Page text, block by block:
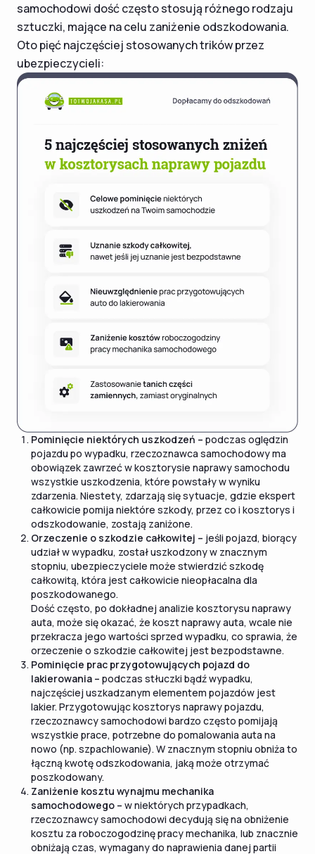
samochodowi dość często stosują różnego rodzaju
sztuczki, mające na celu zaniżenie odszkodowania.
Oto pięć najczęściej stosowanych trików przez
ubezpieczycieli:
Pominięcie niektórych uszkodzeń – podczas oględzin
pojazdu po wypadku, rzeczoznawca samochodowy ma
obowiązek zawrzeć w kosztorysie naprawy samochodu
wszystkie uszkodzenia, które powstały w wyniku
zdarzenia. Niestety, zdarzają się sytuacje, gdzie ekspert
całkowicie pomija niektóre szkody, przez co i kosztorys i
odszkodowanie, zostają zaniżone.
Orzeczenie o szkodzie całkowitej – jeśli pojazd, biorący
udział w wypadku, został uszkodzony w znacznym
stopniu, ubezpieczyciele może stwierdzić szkodę
całkowitą, która jest całkowicie nieopłacalna dla
poszkodowanego.
Dość często, po dokładnej analizie kosztorysu naprawy
auta, może się okazać, że koszt naprawy auta, wcale nie
przekracza jego wartości sprzed wypadku, co sprawia, że
orzeczenie o szkodzie całkowitej jest bezpodstawne.
Pominięcie prac przygotowujących pojazd do
lakierowania – podczas stłuczki bądź wypadku,
najczęściej uszkadzanym elementem pojazdów jest
lakier. Przygotowując kosztorys naprawy pojazdu,
rzeczoznawcy samochodowi bardzo często pomijają
wszystkie prace, potrzebne do pomalowania auta na
nowo (np. szpachlowanie). W znacznym stopniu obniża to
łączną kwotę odszkodowania, jaką może otrzymać
poszkodowany.
Zaniżenie kosztu wynajmu mechanika
samochodowego – w niektórych przypadkach,
rzeczoznawcy samochodowi decydują się na obniżenie
kosztu za roboczogodzinę pracy mechanika, lub znacznie
obniżają czas, wymagany do naprawienia danej partii